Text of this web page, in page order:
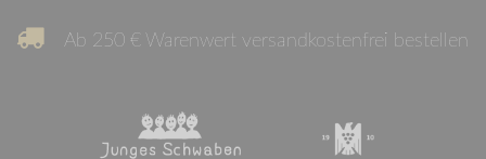
Ab 250 € Warenwert versandkostenfrei bestellen